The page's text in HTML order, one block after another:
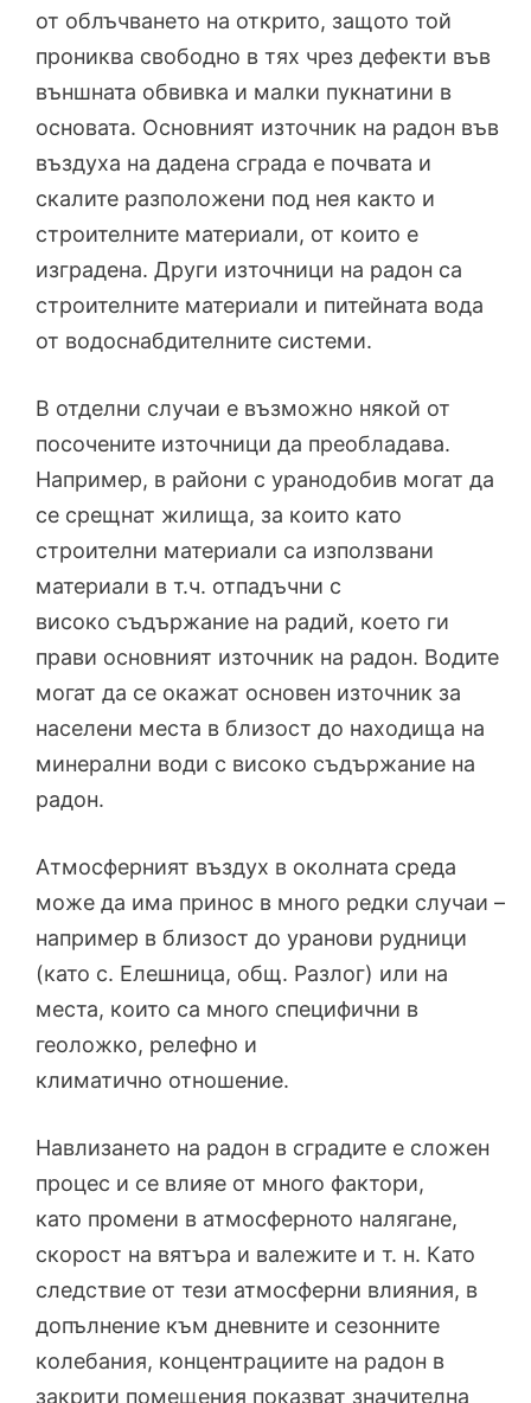
от облъчването на открито, защото той
прониква свободно в тях чрез дефекти във
външната обвивка и малки пукнатини в
основата. Основният източник на радон във
въздуха на дадена сграда е почвата и
скалите разположени под нея както и
строителните материали, от които е
изградена. Други източници на радон са
строителните материали и питейната вода
от водоснабдителните системи.
В отделни случаи е възможно някой от
посочените източници да преобладава.
Например, в райони с уранодобив могат да
се срещнат жилища, за които като
строителни материали са използвани
материали в т.ч. отпадъчни с
високо съдържание на радий, което ги
прави основният източник на радон. Водите
могат да се окажат основен източник за
населени места в близост до находища на
минерални води с високо съдържание на
радон.
Атмосферният въздух в околната среда
може да има принос в много редки случаи –
например в близост до уранови рудници
(като с. Елешница, общ. Разлог) или на
места, които са много специфични в
геоложко, релефно и
климатично отношение.
Навлизането на радон в сградите е сложен
процес и се влияе от много фактори,
като промени в атмосферното налягане,
скорост на вятъра и валежите и т. н. Като
следствие от тези атмосферни влияния, в
допълнение към дневните и сезонните
колебания, концентрациите на радон в
закрити помещения показват значителна